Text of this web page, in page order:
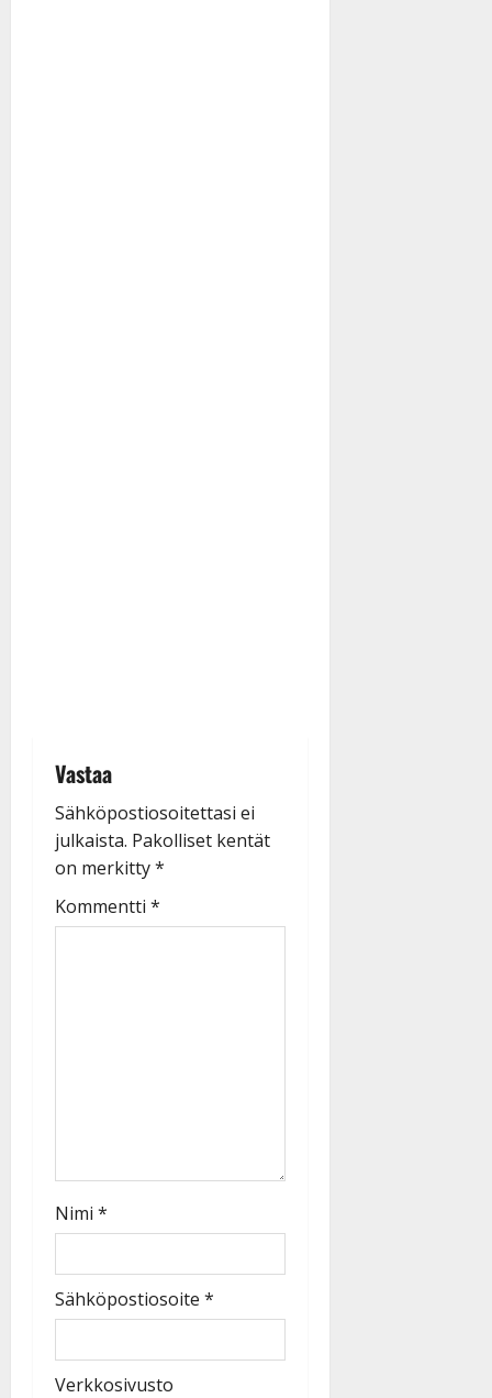
Vastaa
Sähköpostiosoitettasi ei
julkaista. Pakolliset kentät
on merkitty*
Kommentti *
Nimi *
Sähköpostiosoite *
Verkkosivusto